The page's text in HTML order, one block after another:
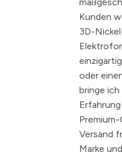
Kunden
3D-
oder
bringe
Versand
Marke